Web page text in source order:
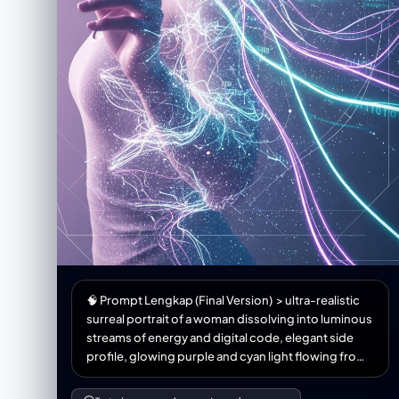
🧠 Prompt Lengkap (Final Version) > ultra-realistic
surreal portrait of a woman dissolving into luminous
streams of energy and digital code, elegant side
profile, glowing purple and cyan light flowing from
her body, ethereal data particles surrounding her,
cinematic lighting, volumetric glow, soft bokeh